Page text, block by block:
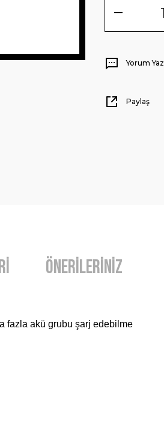
Yorum Yaz
Paylaş
Önerileriniz
fazla akü grubu şarj edebilme